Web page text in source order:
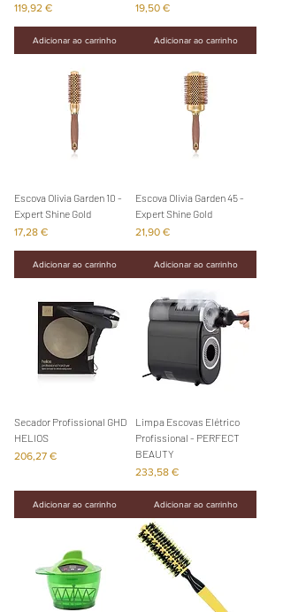
Preço
119,92 €
Adicionar ao carrinho
Preço
19,50 €
Adicionar ao carrinho
Escova Olivia Garden 10 -
Expert Shine Gold
Preço
17,28 €
Adicionar ao carrinho
Escova Olivia Garden 45 -
Expert Shine Gold
Preço
21,90 €
Adicionar ao carrinho
Secador Profissional GHD
HELIOS
Preço
206,27 €
Adicionar ao carrinho
Limpa Escovas Elétrico
Profissional - PERFECT
BEAUTY
Preço
233,58 €
Adicionar ao carrinho